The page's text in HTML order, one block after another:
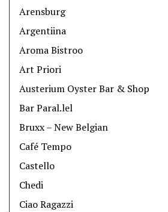
Arensburg
Argentiina
Aroma Bistroo
Art Priori
Austerium Oyster Bar & Shop
Bar Paral.lel
Bruxx – New Belgian
Café Tempo
Castello
Chedi
Ciao Ragazzi